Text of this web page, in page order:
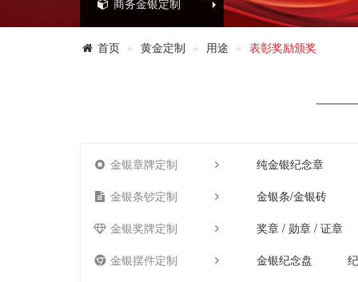
首页 黄金定制 用途 表彰奖励颁奖
金银章牌定制
纯金银纪念章
金银条钞定制
金银条/金银砖
金银奖牌定制
奖章 / 勋章 / 证章
金银摆件定制
金银纪念盘